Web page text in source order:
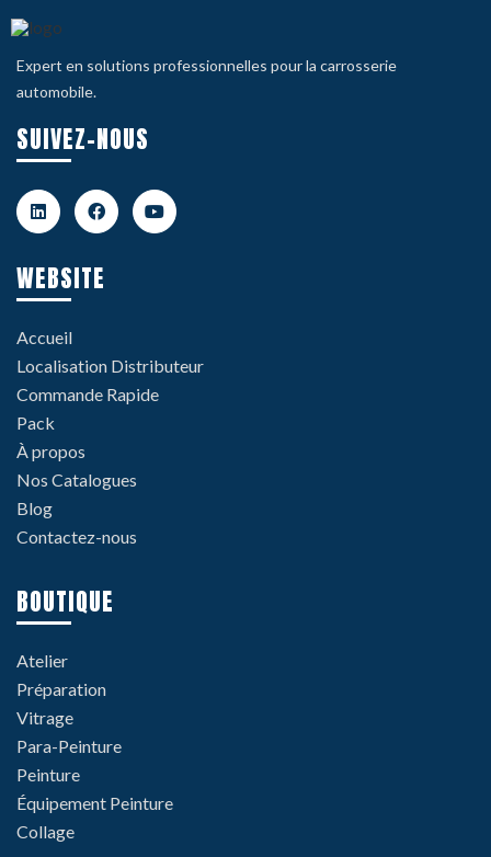
Expert en solutions professionnelles pour la carrosserie
automobile.
SUIVEZ-NOUS
WEBSITE
Accueil
Localisation Distributeur
Commande Rapide
Pack
À propos
Nos Catalogues
Blog
Contactez-nous
BOUTIQUE
Atelier
Préparation
Vitrage
Para-Peinture
Peinture
Équipement Peinture
Collage